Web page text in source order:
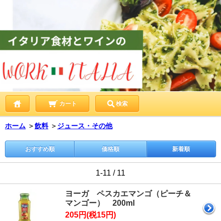
カート 検索
ホーム ＞飲料 ＞ ジュース・その他
おすすめ順 価格順 新着順
1-11 / 11
ヨーガ ペスカエマンゴ（ピーチ＆
マンゴー） 200ml
205円(税15円)